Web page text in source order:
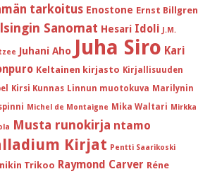
tarkoitus Enostone Ernst Billgren
Sanomat Hesari Idoli J.M.
Juhani Aho Juha Siro Kari
Keltainen kirjasto Kirjallisuuden
Kirsi Kunnas Linnun muotokuva Marilynin
Michel de Montaigne Mika Waltari Mirkka
Musta runokirja ntamo
Kirjat Pentti Saarikoski
Trikoo Raymond Carver Réne